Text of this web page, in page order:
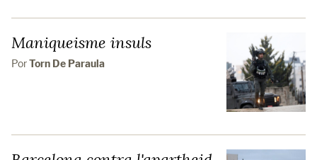
Maniqueisme insuls
PorTorn De Paraula